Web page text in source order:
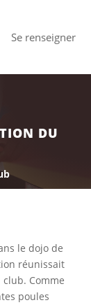
Se renseigner
DU
le dojo de
réunissait
Comme
poules